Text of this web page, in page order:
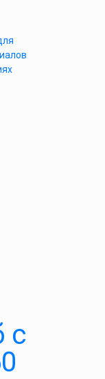
с